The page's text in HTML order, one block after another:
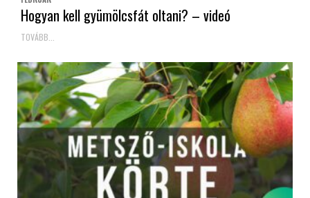
Hogyan kell gyümölcsfát oltani? – videó
TOVÁBB...